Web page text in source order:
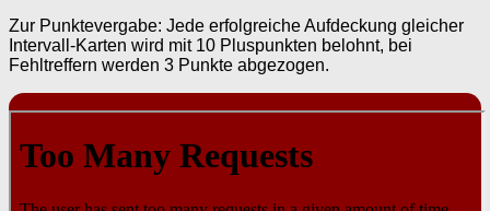
Zur Punktevergabe: Jede erfolgreiche Aufdeckung gleicher
Intervall-Karten wird mit 10 Pluspunkten belohnt, bei
Fehltreffern werden 3 Punkte abgezogen.